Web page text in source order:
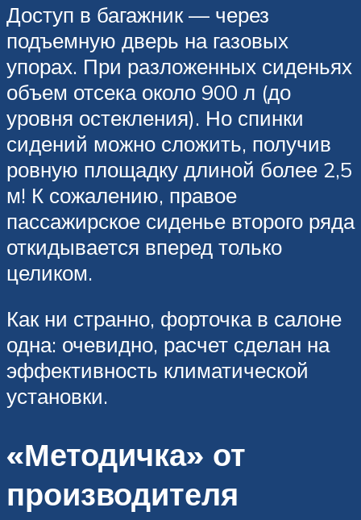
Доступ в багажник — через
подъемную дверь на газовых
упорах. При разложенных сиденьях
объем отсека около 900 л (до
уровня остекления). Но спинки
сидений можно сложить, получив
ровную площадку длиной более 2,5
м! К сожалению, правое
пассажирское сиденье второго ряда
откидывается вперед только
целиком.
Как ни странно, форточка в салоне
одна: очевидно, расчет сделан на
эффективность климатической
установки.
«Методичка» от
производителя